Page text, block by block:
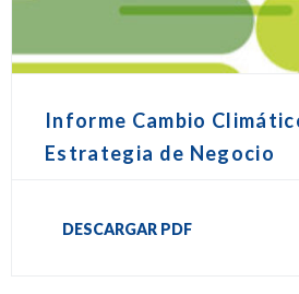
Informe Cambio
Estrategia de Negocio
DESCARGAR PDF